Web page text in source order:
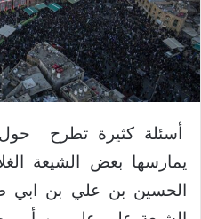
أسئلة كثيرة تطرح
يمارسها بعض الشيعة
الحسين بن علي بن ابي